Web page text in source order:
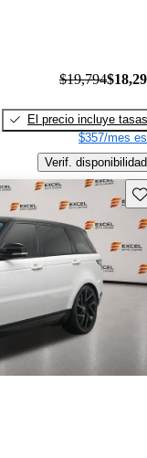
$19,794
El precio incluye tasas
$357/mes
Verif. disponibilidad